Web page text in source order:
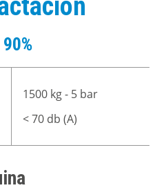
90%
1500 kg - 5 bar
< 70 db (A)